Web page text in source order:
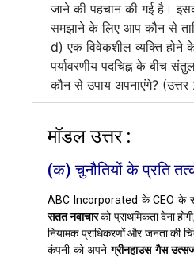
जाने की पहचान की गई है।
समझाने के लिए आप कौन से
d) एक विवेकशील व्यक्ति होने
पर्यावरणीय पदचिह्न के बीच
कौन से उपाय अपनाएंगे?
मॉडल उत्तर :
(क) चुनौतियों के प्रति
ABC Incorporated के CEO के
सतत नवाचारको प्राथमिकता देना
नियामक प्राधिकरणों और जनता की
कंपनी को अपनेग्रीनहाउस गैस